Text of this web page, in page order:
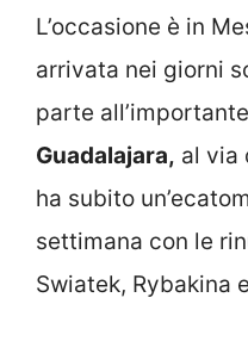
L’occasione è in
arrivata nei giorni
parte
Guadalajara, al via
ha subito
settimana con le
Swiatek, Rybakina